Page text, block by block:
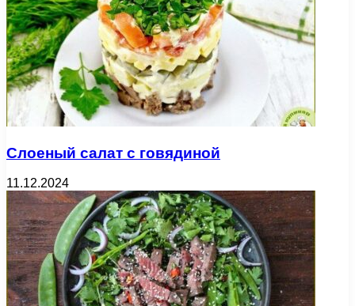
Слоеный салат с говядиной
11.12.2024